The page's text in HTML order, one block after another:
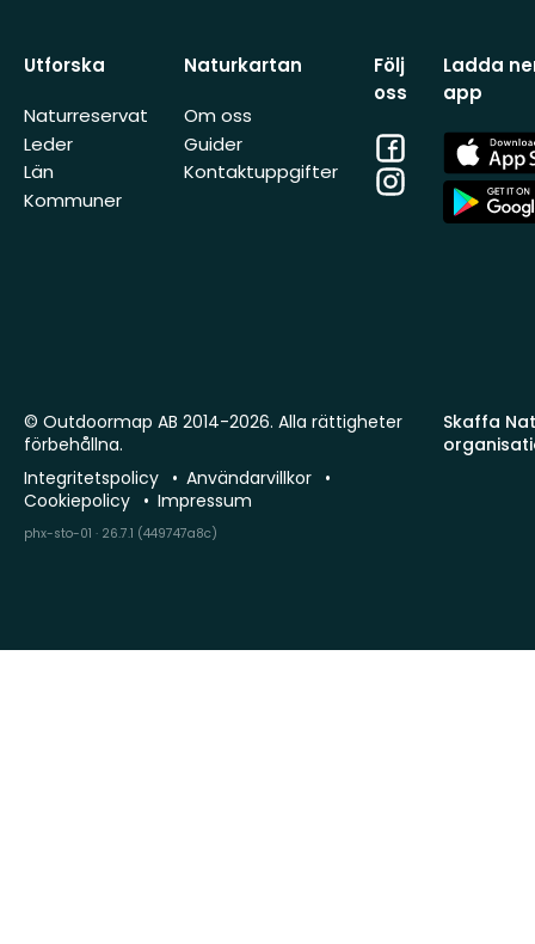
Utforska
Naturreservat
Leder
Län
Kommuner
Naturkartan
Om oss
Guider
Kontaktuppgifter
Följ
oss
Facebook
Instagram
Ladda
app
App
Store
App
Store
Skaffa
© Outdoormap AB 2014-2026. Alla rättigheter
förbehållna.
Integritetspolicy
Användarvillkor
Cookiepolicy
Impressum
phx-sto-01 · 26.7.1 (449747a8c)